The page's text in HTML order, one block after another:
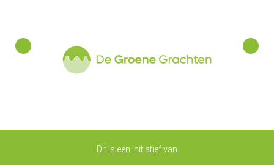
Dit is een initiatief van